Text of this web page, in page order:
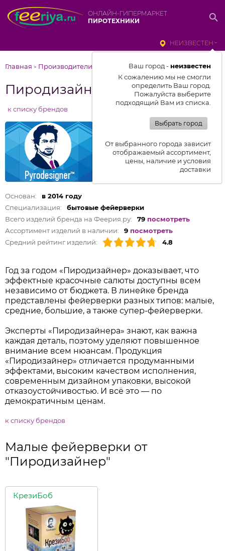
ОНЛАЙН-ГИПЕРМАРКЕТ
ПИРОТЕХНИКИ
НЕИЗВЕСТЕН
Ваш город - неизвестен
К сожалению мы не смогли
определить Ваш город.
Пожалуйста выберите
подходящий Вам из списка.
Выбрать город
От выбранного города зависит
отображаемый ассортимент,
цены, наличие и условия
доставки
Главная > Производители Пиродизайнер
Пиродизайнер
к списку брендов
Основан:
в 2014 году
Специализация:
бытовые фейерверки
Всего изделий бренда на Феерия.ру:
79 посмотреть
Ассортимент изделий в наличии:
9 посмотреть
Средний рейтинг изделий:
4.8
Год за годом «Пиродизайнер» доказывает, что
эффектные красочные салюты доступны всем
независимо от бюджета. В линейке бренда
представлены фейерверки разных типов: малые,
средние, большие, а также супер-фейерверки.
Эксперты «Пиродизайнера» знают, как важна
каждая деталь, поэтому уделяют повышенное
внимание всем нюансам. Продукция
«Пиродизайнер» отличается продуманными
эффектами, высоким качеством исполнения,
современным дизайном упаковки, высокой
отказоустойчивостью. И всё это — по
демократичным ценам.
к списку брендов
Малые фейерверки от
"Пиродизайнер"
КрезиБоб